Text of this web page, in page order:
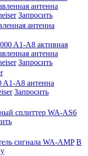
антенна
Запросить
антенна
A1-A8 активная
антенна
Запросить
A1-A8 антенна
Запросить
сплиттер WA-AS6
сигнала WA-AMP В